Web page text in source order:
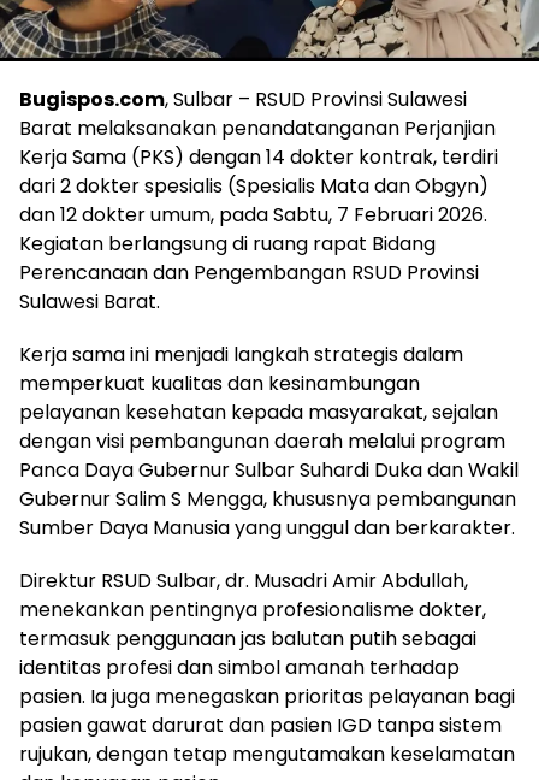
Bugispos.com, Sulbar – RSUD Provinsi Sulawesi
Barat melaksanakan penandatanganan Perjanjian
Kerja Sama (PKS) dengan 14 dokter kontrak, terdiri
dari 2 dokter spesialis (Spesialis Mata dan Obgyn)
dan 12 dokter umum, pada Sabtu, 7 Februari 2026.
Kegiatan berlangsung di ruang rapat Bidang
Perencanaan dan Pengembangan RSUD Provinsi
Sulawesi Barat.
Kerja sama ini menjadi langkah strategis dalam
memperkuat kualitas dan kesinambungan
pelayanan kesehatan kepada masyarakat, sejalan
dengan visi pembangunan daerah melalui program
Panca Daya Gubernur Sulbar Suhardi Duka dan Wakil
Gubernur Salim S Mengga, khususnya pembangunan
Sumber Daya Manusia yang unggul dan berkarakter.
Direktur RSUD Sulbar, dr. Musadri Amir Abdullah,
menekankan pentingnya profesionalisme dokter,
termasuk penggunaan jas balutan putih sebagai
identitas profesi dan simbol amanah terhadap
pasien. Ia juga menegaskan prioritas pelayanan bagi
pasien gawat darurat dan pasien IGD tanpa sistem
rujukan, dengan tetap mengutamakan keselamatan